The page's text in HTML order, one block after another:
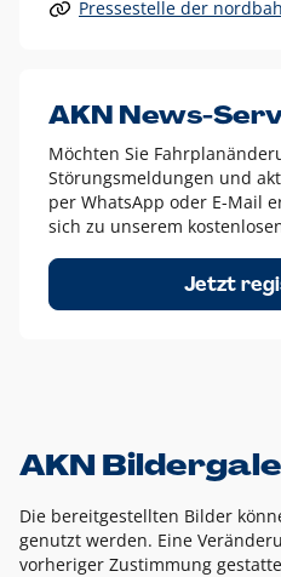
Alle anderen Logo-Varianten
Diese Ausnahmen sind zum
dem AKN Blau,
weißes Logo auf
schwarzes Logo für
Um das Logo herum muss ein
Höhe bzw. Breite des N aus
Pressestelle der
AKN News-
Möchten Sie
Störungsmeldungen und
per WhatsApp oder E-Mail
sich zu unserem
Jetzt
AKN
Die bereitgestellten Bilder
genutzt werden. Eine
vorheriger Zustimmung